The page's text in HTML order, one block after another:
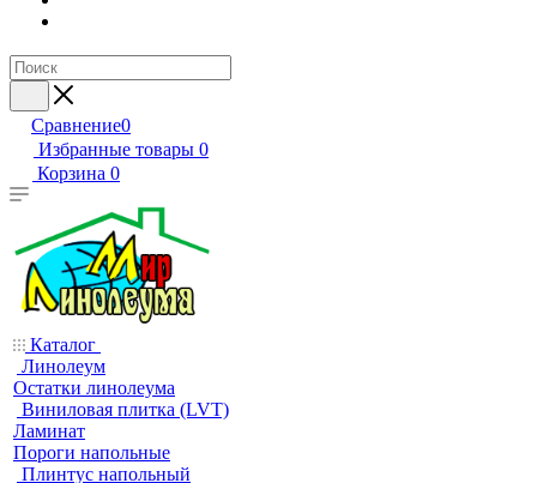
Сравнение0
Избранные товары 0
Корзина 0
Каталог
Линолеум
Остатки линолеума
Виниловая плитка (LVT)
Ламинат
Пороги напольные
Плинтус напольный